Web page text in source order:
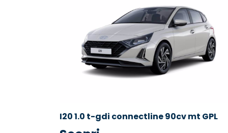
I20 1.0 t-gdi connectline 90cv mt GPL